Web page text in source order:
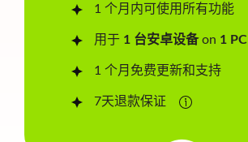
1 个月内可使用所有功能
用于 1 台安卓设备on 1 PC
1 个月免费更新和支持
7天退款保证